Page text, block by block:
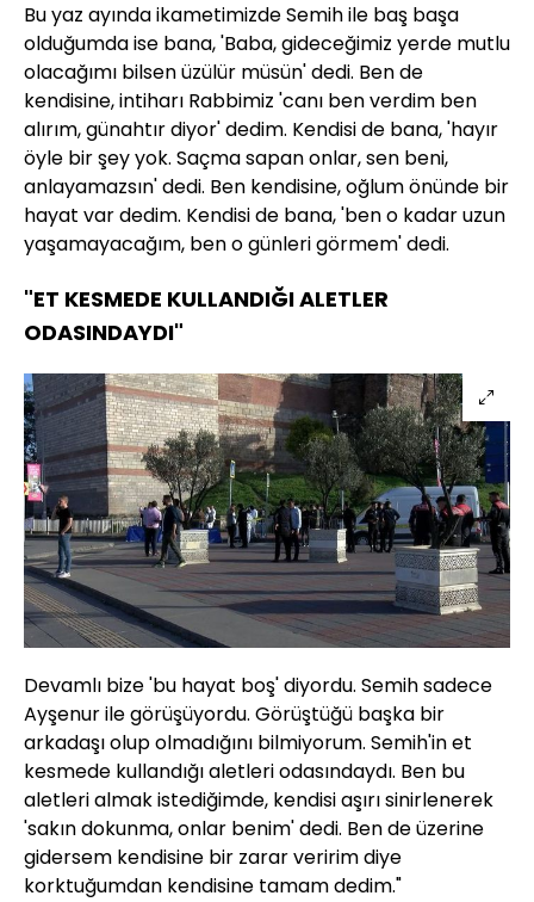
Bu yaz ayında ikametimizde Semih ile baş başa
olduğumda ise bana, 'Baba, gideceğimiz yerde mutlu
olacağımı bilsen üzülür müsün' dedi. Ben de
kendisine, intiharı Rabbimiz 'canı ben verdim ben
alırım, günahtır diyor' dedim. Kendisi de bana, 'hayır
öyle bir şey yok. Saçma sapan onlar, sen beni,
anlayamazsın' dedi. Ben kendisine, oğlum önünde bir
hayat var dedim. Kendisi de bana, 'ben o kadar uzun
yaşamayacağım, ben o günleri görmem' dedi.
"ET KESMEDE KULLANDIĞI ALETLER
ODASINDAYDI"
Devamlı bize 'bu hayat boş' diyordu. Semih sadece
Ayşenur ile görüşüyordu. Görüştüğü başka bir
arkadaşı olup olmadığını bilmiyorum. Semih'in et
kesmede kullandığı aletleri odasındaydı. Ben bu
aletleri almak istediğimde, kendisi aşırı sinirlenerek
'sakın dokunma, onlar benim' dedi. Ben de üzerine
gidersem kendisine bir zarar veririm diye
korktuğumdan kendisine tamam dedim."